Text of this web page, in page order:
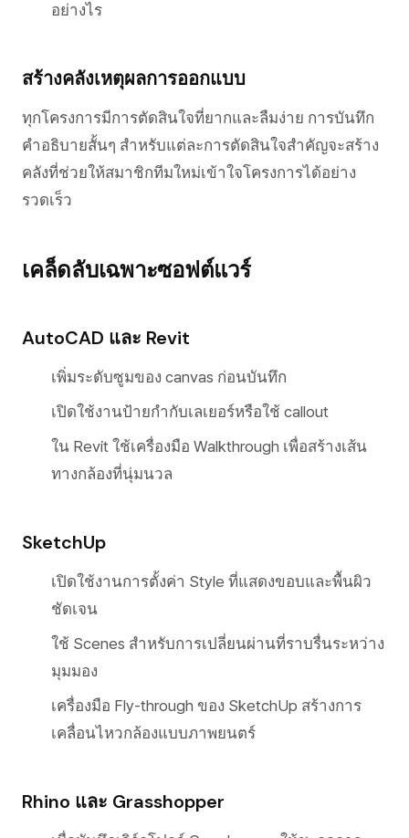
อย่างไร
สร้างคลังเหตุผลการออกแบบ
ทุกโครงการมีการตัดสินใจที่ยากและลืมง่าย การบันทึก
คำอธิบายสั้นๆ สำหรับแต่ละการตัดสินใจสำคัญจะสร้าง
คลังที่ช่วยให้สมาชิกทีมใหม่เข้าใจโครงการได้อย่าง
รวดเร็ว
เคล็ดลับเฉพาะซอฟต์แวร์
AutoCAD และ Revit
เพิ่มระดับซูมของ canvas ก่อนบันทึก
เปิดใช้งานป้ายกำกับเลเยอร์หรือใช้ callout
ใน Revit ใช้เครื่องมือ Walkthrough เพื่อสร้างเส้น
ทางกล้องที่นุ่มนวล
SketchUp
เปิดใช้งานการตั้งค่า Style ที่แสดงขอบและพื้นผิว
ชัดเจน
ใช้ Scenes สำหรับการเปลี่ยนผ่านที่ราบรื่นระหว่าง
มุมมอง
เครื่องมือ Fly-through ของ SketchUp สร้างการ
เคลื่อนไหวกล้องแบบภาพยนตร์
Rhino และ Grasshopper